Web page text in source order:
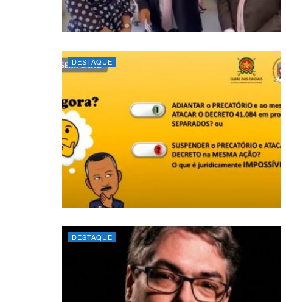
DESTAQUE
DESTAQUE